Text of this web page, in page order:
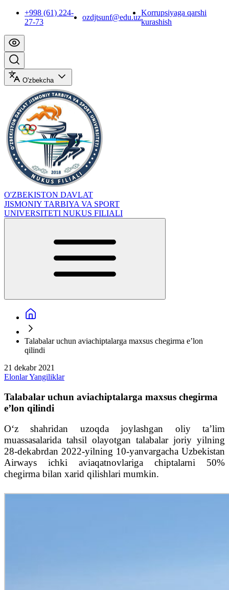
+998 (61) 224-
27-73
ozdjtsunf@edu.uz
Korrupsiyaga qarshi
kurashish
O'zbekcha
O'ZBEKISTON DAVLAT
JISMONIY TARBIYA VA SPORT
UNIVERSITETI NUKUS FILIALI
Talabalar uchun aviachiptalarga maxsus chegirma e’lon
qilindi
21 dekabr 2021
ElonlarYangiliklar
Talabalar uchun aviachiptalarga maxsus chegirma
e’lon qilindi
O‘z shahridan uzoqda joylashgan oliy ta’lim
muassasalarida tahsil olayotgan talabalar joriy yilning
28-dekabrdan 2022-yilning 10-yanvargacha Uzbekistan
Airways ichki aviaqatnovlariga chiptalarni 50%
chegirma bilan xarid qilishlari mumkin.